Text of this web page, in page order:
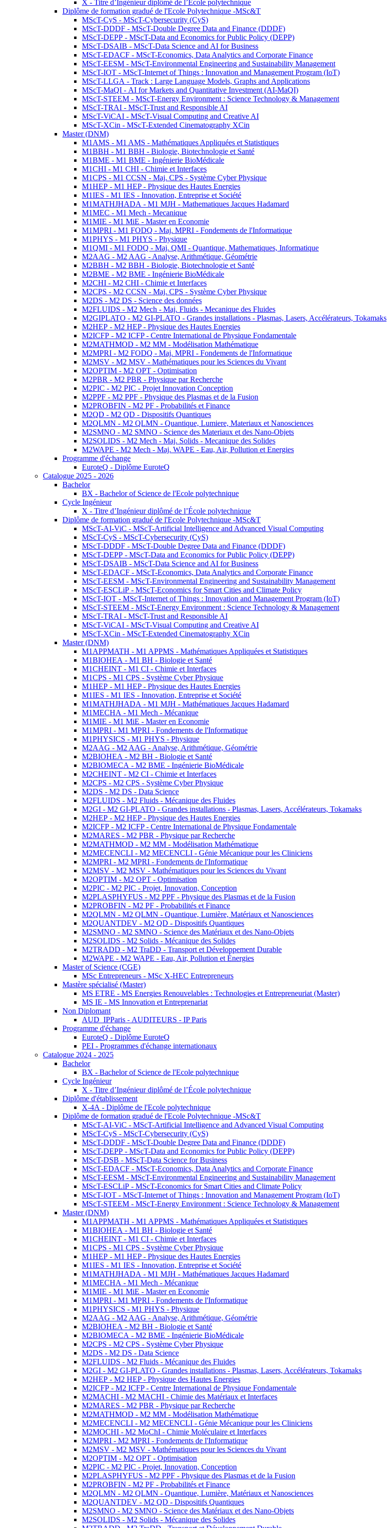
X - Titre d’Ingénieur diplômé de l’École polytechnique
Diplôme de formation gradué de l'Ecole Polytechnique -MSc&T
MScT-CyS - MScT-Cybersecurity (CyS)
MScT-DDDF - MScT-Double Degree Data and Finance (DDDF)
MScT-DEPP - MScT-Data and Economics for Public Policy (DEPP)
MScT-DSAIB - MScT-Data Science and AI for Business
MScT-EDACF - MScT-Economics, Data Analytics and Corporate Finance
MScT-EESM - MScT-Environmental Engineering and Sustainability Management
MScT-IOT - MScT-Internet of Things : Innovation and Management Program (IoT)
MScT-LLGA - Track : Large Language Models, Graphs and Applications
MScT-MaQI - AI for Markets and Quantitative Investment (AI-MaQI)
MScT-STEEM - MScT-Energy Environment : Science Technology & Management
MScT-TRAI - MScT-Trust and Responsible AI
MScT-ViCAI - MScT-Visual Computing and Creative AI
MScT-XCin - MScT-Extended Cinematography XCin
Master (DNM)
M1AMS - M1 AMS - Mathématiques Appliquées et Statistiques
M1BBH - M1 BBH - Biologie, Biotechnologie et Santé
M1BME - M1 BME - Ingénierie BioMédicale
M1CHI - M1 CHI - Chimie et Interfaces
M1CPS - M1 CCSN - Maj. CPS - Système Cyber Physique
M1HEP - M1 HEP - Physique des Hautes Energies
M1IES - M1 IES - Innovation, Entreprise et Société
M1MATHJHADA - M1 MJH - Mathematiques Jacques Hadamard
M1MEC - M1 Mech - Mecanique
M1MIE - M1 MiE - Master en Economie
M1MPRI - M1 FODQ - Maj. MPRI - Fondements de l'Informatique
M1PHYS - M1 PHYS - Physique
M1QMI - M1 FODQ - Maj. QMI - Quantique, Mathematiques, Informatique
M2AAG - M2 AAG - Analyse, Arithmétique, Géométrie
M2BBH - M2 BBH - Biologie, Biotechnologie et Santé
M2BME - M2 BME - Ingénierie BioMédicale
M2CHI - M2 CHI - Chimie et Interfaces
M2CPS - M2 CCSN - Maj. CPS - Système Cyber Physique
M2DS - M2 DS - Science des données
M2FLUIDS - M2 Mech - Maj. Fluids - Mecanique des Fluides
M2GIPLATO - M2 GI-PLATO - Grandes installations - Plasmas, Lasers, Accélérateurs, Tokamaks
M2HEP - M2 HEP - Physique des Hautes Energies
M2ICFP - M2 ICFP - Centre International de Physique Fondamentale
M2MATHMOD - M2 MM - Modélisation Mathématique
M2MPRI - M2 FODQ - Maj. MPRI - Fondements de l'Informatique
M2MSV - M2 MSV - Mathématiques pour les Sciences du Vivant
M2OPTIM - M2 OPT - Optimisation
M2PBR - M2 PBR - Physique par Recherche
M2PIC - M2 PIC - Projet Innovation Conception
M2PPF - M2 PPF - Physique des Plasmas et de la Fusion
M2PROBFIN - M2 PF - Probabilités et Finance
M2QD - M2 QD - Dispositifs Quantiques
M2QLMN - M2 QLMN - Quantique, Lumiere, Materiaux et Nanosciences
M2SMNO - M2 SMNO - Science des Materiaux et des Nano-Objets
M2SOLIDS - M2 Mech - Maj. Solids - Mecanique des Solides
M2WAPE - M2 Mech - Maj. WAPE - Eau, Air, Pollution et Energies
Programme d'échange
EuroteQ - Diplôme EuroteQ
Catalogue 2025 - 2026
Bachelor
BX - Bachelor of Science de l'Ecole polytechnique
Cycle Ingénieur
X - Titre d’Ingénieur diplômé de l’École polytechnique
Diplôme de formation gradué de l'Ecole Polytechnique -MSc&T
MScT-AI-ViC - MScT-Artificial Intelligence and Advanced Visual Computing
MScT-CyS - MScT-Cybersecurity (CyS)
MScT-DDDF - MScT-Double Degree Data and Finance (DDDF)
MScT-DEPP - MScT-Data and Economics for Public Policy (DEPP)
MScT-DSAIB - MScT-Data Science and AI for Business
MScT-EDACF - MScT-Economics, Data Analytics and Corporate Finance
MScT-EESM - MScT-Environmental Engineering and Sustainability Management
MScT-ESCLiP - MScT-Economics for Smart Cities and Climate Policy
MScT-IOT - MScT-Internet of Things : Innovation and Management Program (IoT)
MScT-STEEM - MScT-Energy Environment : Science Technology & Management
MScT-TRAI - MScT-Trust and Responsible AI
MScT-ViCAI - MScT-Visual Computing and Creative AI
MScT-XCin - MScT-Extended Cinematography XCin
Master (DNM)
M1APPMATH - M1 APPMS - Mathématiques Appliquées et Statistiques
M1BIOHEA - M1 BH - Biologie et Santé
M1CHEINT - M1 CI - Chimie et Interfaces
M1CPS - M1 CPS - Système Cyber Physique
M1HEP - M1 HEP - Physique des Hautes Energies
M1IES - M1 IES - Innovation, Entreprise et Société
M1MATHJHADA - M1 MJH - Mathématiques Jacques Hadamard
M1MECHA - M1 Mech - Mécanique
M1MIE - M1 MiE - Master en Economie
M1MPRI - M1 MPRI - Fondements de l'Informatique
M1PHYSICS - M1 PHYS - Physique
M2AAG - M2 AAG - Analyse, Arithmétique, Géométrie
M2BIOHEA - M2 BH - Biologie et Santé
M2BIOMECA - M2 BME - Ingénierie BioMédicale
M2CHEINT - M2 CI - Chimie et Interfaces
M2CPS - M2 CPS - Système Cyber Physique
M2DS - M2 DS - Data Science
M2FLUIDS - M2 Fluids - Mécanique des Fluides
M2GI - M2 GI-PLATO - Grandes installations - Plasmas, Lasers, Accélérateurs, Tokamaks
M2HEP - M2 HEP - Physique des Hautes Energies
M2ICFP - M2 ICFP - Centre International de Physique Fondamentale
M2MARES - M2 PBR - Physique par Recherche
M2MATHMOD - M2 MM - Modélisation Mathématique
M2MECENCLI - M2 MECENCLI - Génie Mécanique pour les Cliniciens
M2MPRI - M2 MPRI - Fondements de l'Informatique
M2MSV - M2 MSV - Mathématiques pour les Sciences du Vivant
M2OPTIM - M2 OPT - Optimisation
M2PIC - M2 PIC - Projet, Innovation, Conception
M2PLASPHYFUS - M2 PPF - Physique des Plasmas et de la Fusion
M2PROBFIN - M2 PF - Probabilités et Finance
M2QLMN - M2 QLMN - Quantique, Lumière, Matériaux et Nanosciences
M2QUANTDEV - M2 QD - Dispositifs Quantiques
M2SMNO - M2 SMNO - Science des Matériaux et des Nano-Objets
M2SOLIDS - M2 Solids - Mécanique des Solides
M2TRADD - M2 TraDD - Transport et Développement Durable
M2WAPE - M2 WAPE - Eau, Air, Pollution et Énergies
Master of Science (CGE)
MSc Entrepreneurs - MSc X-HEC Entrepreneurs
Mastère spécialisé (Master)
MS ETRE - MS Energies Renouvelables : Technologies et Entrepreneuriat (Master)
MS IE - MS Innovation et Entreprenariat
Non Diplomant
AUD_IPParis - AUDITEURS - IP Paris
Programme d'échange
EuroteQ - Diplôme EuroteQ
PEI - Programmes d'échange internationaux
Catalogue 2024 - 2025
Bachelor
BX - Bachelor of Science de l'Ecole polytechnique
Cycle Ingénieur
X - Titre d’Ingénieur diplômé de l’École polytechnique
Diplôme d'établissement
X-4A - Diplôme de l'Ecole polytechnique
Diplôme de formation gradué de l'Ecole Polytechnique -MSc&T
MScT-AI-ViC - MScT-Artificial Intelligence and Advanced Visual Computing
MScT-CyS - MScT-Cybersecurity (CyS)
MScT-DDDF - MScT-Double Degree Data and Finance (DDDF)
MScT-DEPP - MScT-Data and Economics for Public Policy (DEPP)
MScT-DSB - MScT-Data Science for Business
MScT-EDACF - MScT-Economics, Data Analytics and Corporate Finance
MScT-EESM - MScT-Environmental Engineering and Sustainability Management
MScT-ESCLiP - MScT-Economics for Smart Cities and Climate Policy
MScT-IOT - MScT-Internet of Things : Innovation and Management Program (IoT)
MScT-STEEM - MScT-Energy Environment : Science Technology & Management
Master (DNM)
M1APPMATH - M1 APPMS - Mathématiques Appliquées et Statistiques
M1BIOHEA - M1 BH - Biologie et Santé
M1CHEINT - M1 CI - Chimie et Interfaces
M1CPS - M1 CPS - Système Cyber Physique
M1HEP - M1 HEP - Physique des Hautes Energies
M1IES - M1 IES - Innovation, Entreprise et Société
M1MATHJHADA - M1 MJH - Mathématiques Jacques Hadamard
M1MECHA - M1 Mech - Mécanique
M1MIE - M1 MiE - Master en Economie
M1MPRI - M1 MPRI - Fondements de l'Informatique
M1PHYSICS - M1 PHYS - Physique
M2AAG - M2 AAG - Analyse, Arithmétique, Géométrie
M2BIOHEA - M2 BH - Biologie et Santé
M2BIOMECA - M2 BME - Ingénierie BioMédicale
M2CPS - M2 CPS - Système Cyber Physique
M2DS - M2 DS - Data Science
M2FLUIDS - M2 Fluids - Mécanique des Fluides
M2GI - M2 GI-PLATO - Grandes installations - Plasmas, Lasers, Accélérateurs, Tokamaks
M2HEP - M2 HEP - Physique des Hautes Energies
M2ICFP - M2 ICFP - Centre International de Physique Fondamentale
M2MACHI - M2 MACHI - Chimie des Matériaux et Interfaces
M2MARES - M2 PBR - Physique par Recherche
M2MATHMOD - M2 MM - Modélisation Mathématique
M2MECENCLI - M2 MECENCLI - Génie Mécanique pour les Cliniciens
M2MOCHI - M2 MoChI - Chimie Moléculaire et Interfaces
M2MPRI - M2 MPRI - Fondements de l'Informatique
M2MSV - M2 MSV - Mathématiques pour les Sciences du Vivant
M2OPTIM - M2 OPT - Optimisation
M2PIC - M2 PIC - Projet, Innovation, Conception
M2PLASPHYFUS - M2 PPF - Physique des Plasmas et de la Fusion
M2PROBFIN - M2 PF - Probabilités et Finance
M2QLMN - M2 QLMN - Quantique, Lumière, Matériaux et Nanosciences
M2QUANTDEV - M2 QD - Dispositifs Quantiques
M2SMNO - M2 SMNO - Science des Matériaux et des Nano-Objets
M2SOLIDS - M2 Solids - Mécanique des Solides